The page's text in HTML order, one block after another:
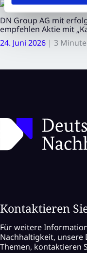
DN Group AG mit
empfehlen Aktie mit
24. Juni 2026 | 3
Kontaktieren
Für weitere
Nachhaltigkeit,
Themen, kontaktieren